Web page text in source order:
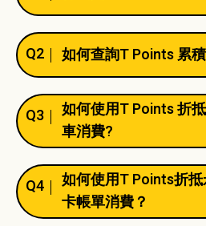
Q2 如何查詢T Points 累
Q3
如何使用T Points 折
車消費?
Q4
如何使用T Points折
卡帳單消費？